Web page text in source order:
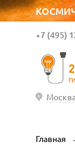
+7 (495)
Главная